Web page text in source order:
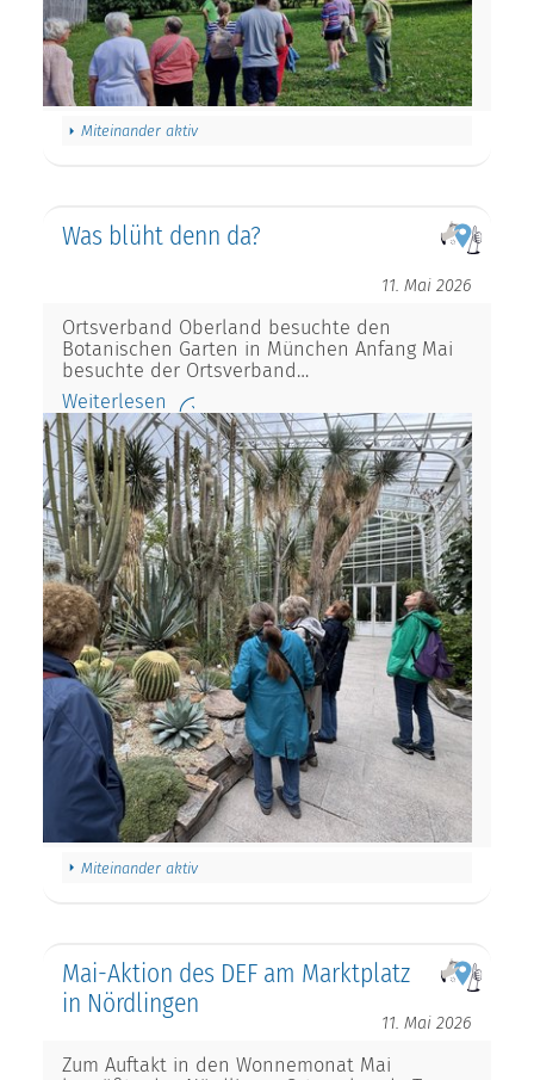
Miteinander aktiv
Was blüht denn da?
11. Mai 2026
Ortsverband Oberland besuchte den
Botanischen Garten in München Anfang Mai
besuchte der Ortsverband…
Weiterlesen
Miteinander aktiv
Mai-Aktion des DEF am Marktplatz
in Nördlingen
11. Mai 2026
Zum Auftakt in den Wonnemonat Mai